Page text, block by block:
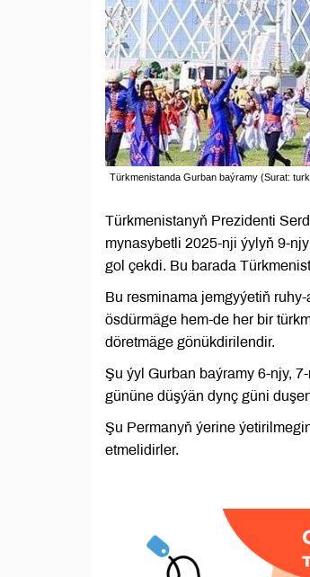
Türkmenistanda Gurban baýramy (Surat:
Türkmenistanyň Prezidenti
mynasybetli 2025-nji ýylyň 9-
gol çekdi. Bu barada
Bu resminama jemgyýetiň
ösdürmäge hem-de her bir
döretmäge gönükdirilendir.
Şu ýyl Gurban baýramy 6-njy,
gününe düşýän dynç güni
Şu Permanyň ýerine
etmelidirler.